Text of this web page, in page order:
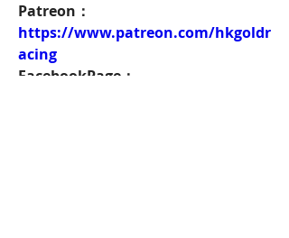
Patreon：
https://www.patreon.com/hkgoldr
acing
FacebookPage：